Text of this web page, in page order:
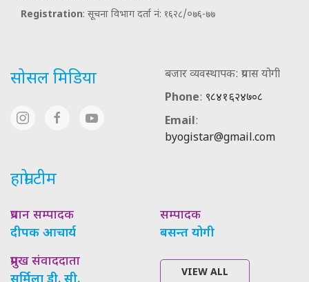
Registration: सूचना विभाग दर्ता नं: १६२८/०७६-७७
सोसल मिडिया
बजार व्यवस्थापक: प्रयास योगी
Phone: ९८४१६२४७०८
Email:
byogistar@gmail.com
हाम्रो टीम
प्रधान सम्पादक
दीपक आचार्य
सम्पादक
बसन्त योगी
प्रमुख संवाददाता
VIEW ALL